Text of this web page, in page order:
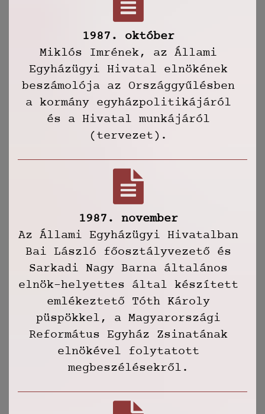
1987. október
Miklós Imrének, az Állami
Egyházügyi Hivatal elnökének
beszámolója az Országgyűlésben
a kormány egyházpolitikájáról
és a Hivatal munkájáról
(tervezet).
1987. november
Az Állami Egyházügyi Hivatalban
Bai László főosztályvezető és
Sarkadi Nagy Barna általános
elnök-helyettes által készített
emlékeztető Tóth Károly
püspökkel, a Magyarországi
Református Egyház Zsinatának
elnökével folytatott
megbeszélésekről.